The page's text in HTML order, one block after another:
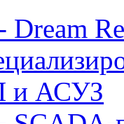
Dream
и АСУЗ